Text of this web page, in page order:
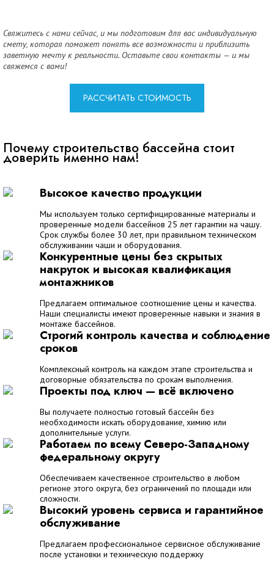
Свяжитесь с нами сейчас, и мы подготовим для вас индивидуальную
смету, которая поможет понять все возможности и приблизить
заветную мечту к реальности. Оставьте свои контакты — и мы
свяжемся с вами!
РАССЧИТАТЬ СТОИМОСТЬ
Почему строительство бассейна стоит
доверить именно нам!
Высокое качество продукции
Мы используем только сертифицированные материалы и
проверенные модели бассейнов 25 лет гарантии на чашу.
Срок службы более 30 лет, при правильном техническом
обслуживании чаши и оборудования.
Конкурентные цены без скрытых
накруток и высокая квалификация
монтажников
Предлагаем оптимальное соотношение цены и качества.
Наши специалисты имеют проверенные навыки и знания в
монтаже бассейнов.
Строгий контроль качества и соблюдение
сроков
Комплексный контроль на каждом этапе строительства и
договорные обязательства по срокам выполнения.
Проекты под ключ — всё включено
Вы получаете полностью готовый бассейн без
необходимости искать оборудование, химию или
дополнительные услуги.
Работаем по всему Северо-Западному
федеральному округу
Обеспечиваем качественное строительство в любом
регионе этого округа, без ограничений по площади или
сложности.
Высокий уровень сервиса и гарантийное
обслуживание
Предлагаем профессиональное сервисное обслуживание
после установки и техническую поддержку